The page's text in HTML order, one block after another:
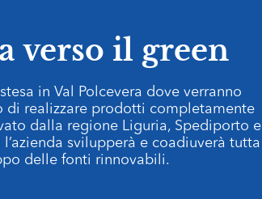
verso il green
in Val Polcevera dove verranno
di realizzare prodotti completamente
dalla regione Liguria, Spediporto e
svilupperà e coadiuverà tutta
delle fonti rinnovabili.